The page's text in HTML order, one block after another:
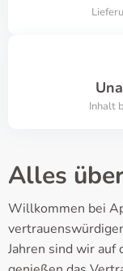
Inhalt
Alles
Willkommen bei
Jahren sind wir auf